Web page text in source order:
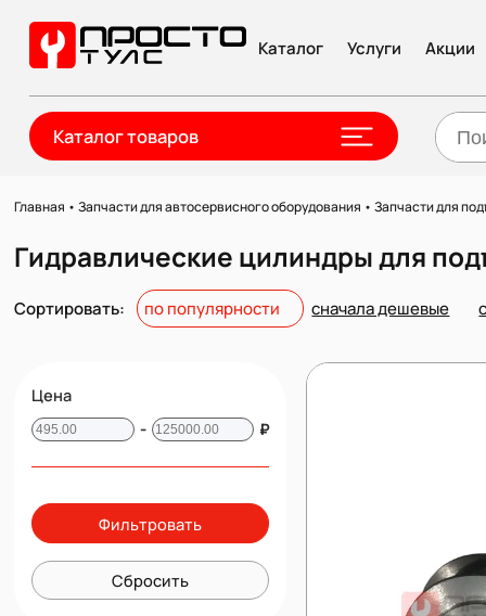
Каталог Услуги Акции
Каталог товаров
Главная •Запчасти для автосервисного оборудования •Запчасти для
Гидравлические цилиндры для
Сортировать: по популярности сначала дешевые
Цена
- ₽
Фильтровать
Сбросить